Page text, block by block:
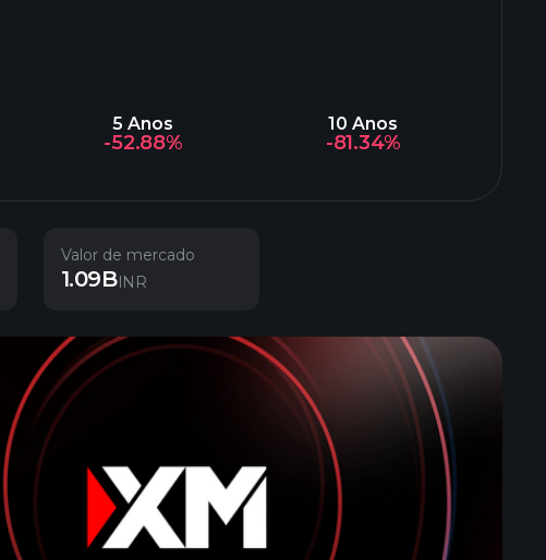
5 Anos
-52.88%
10 Anos
-81.34%
Valor de mercado
1.09BINR